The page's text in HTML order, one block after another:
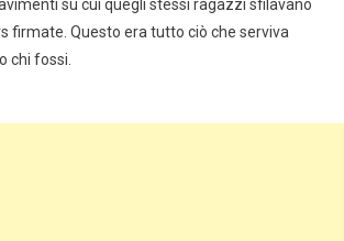
su cui quegli stessi ragazzi sfilavano
firmate. Questo era tutto ciò che serviva
chi fossi.